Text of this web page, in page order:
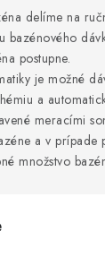
delíme na
bazénového
postupne.
je možné
a
meracími
a v prípade
množstvo